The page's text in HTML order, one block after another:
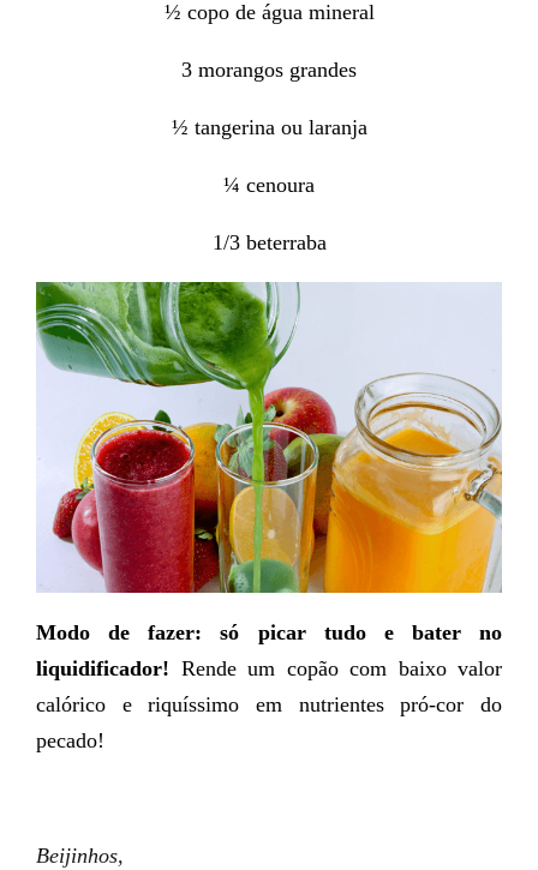
½ copo de água mineral
3 morangos grandes
½ tangerina ou laranja
¼ cenoura
1/3 beterraba
Modo de fazer: só picar tudo e bater no
liquidificador! Rende um copão com baixo valor
calórico e riquíssimo em nutrientes pró-cor do
pecado!
Beijinhos,